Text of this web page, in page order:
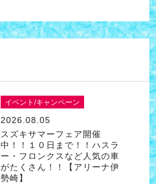
イベント/キャンペーン
2026.08.05
スズキサマーフェア開催
中！！１０日まで！！ハスラ
ー・フロンクスなど人気の車
がたくさん！！【アリーナ伊
勢崎】